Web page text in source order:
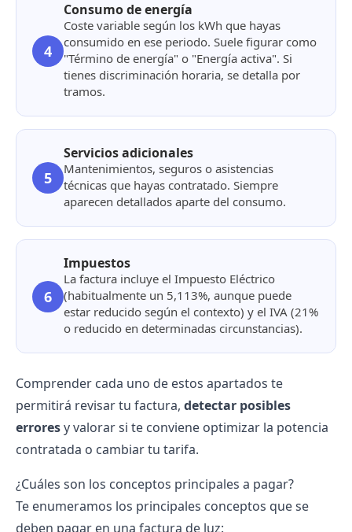
4
Consumo de energía
Coste variable según los kWh que hayas
consumido en ese periodo. Suele figurar como
"Término de energía" o "Energía activa". Si
tienes discriminación horaria, se detalla por
tramos.
5
Servicios adicionales
Mantenimientos, seguros o asistencias
técnicas que hayas contratado. Siempre
aparecen detallados aparte del consumo.
6
Impuestos
La factura incluye el Impuesto Eléctrico
(habitualmente un 5,113%, aunque puede
estar reducido según el contexto) y el IVA (21%
o reducido en determinadas circunstancias).
Comprender cada uno de estos apartados te
permitirá revisar tu factura, detectar posibles
erroresy valorar si te conviene optimizar la potencia
contratada o cambiar tu tarifa.
¿Cuáles son los conceptos principales a pagar?
Te enumeramos los principales conceptos que se
deben pagar en una factura de luz: